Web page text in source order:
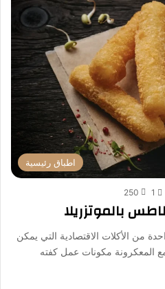
اطباق رئيسية
1
250
بالموتزريلا
من الأكلات الاقتصادية التي يمكن
المعكرونة مكونات عمل كفته